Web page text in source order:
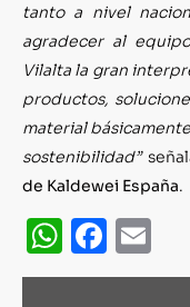
tanto a nivel
agradecer al
Vilalta la gran
productos,
material
sostenibilidad”
de Kaldewei España.